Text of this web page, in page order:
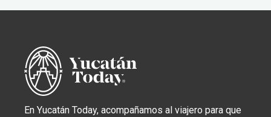
En Yucatán Today, acompañamos al viajero para que